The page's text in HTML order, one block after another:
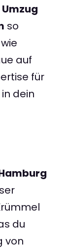
Umzug
so
auf
für
dein
du
von